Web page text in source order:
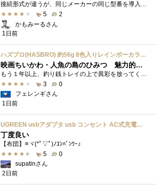
接続形式が違うが、同じメーカーの同じ型番を導入しています。製品としてのレビューは下記の方で行っています。いざ使おうとしたときに故障�...
5
2
かもみーるさん
1日前
ハズブロ(HASBRO) 約56g 8色入りレインボーカラーのプレイ・ドー、新学期用品、2才以上のプリスクールの子供向け、子供向けのアート&クラフト 粘土 ねんど、こどもの日、子供の日プレゼント
映画ちいかわ・人魚の島のひみつ 魅力的なビラン：セイレーンを造ってみた
もう１年以上、釣り銭トレイの上で異彩を放ってくれたミャクミャクのマグネット 映画ちいかわ人魚の島のひみつを鑑賞後、素敵なビランのセイ...
3
0
フェレンギさん
1日前
UGREEN usbアダプタ usb コンセント AC式充電器 3.1A PSE認証済み 折りたたみ式プラグ 2ポート
丁度良い
【布団】≡ヾ(*ﾟ▽ﾟ)ﾉｺﾝﾊﾞﾝﾜｰ♪
5
0
supatinさん
2日前